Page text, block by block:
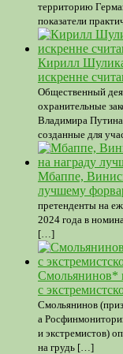
территорию
показатели
Кирилл
искренне
Общественный
охранительные
Владимира
созданные для
Мбаппе,
лучшему
претенденты на
2024 года в
[…]
Смольянинов*
с
Смольянинов
а
и экстремистов)
на грудь […]